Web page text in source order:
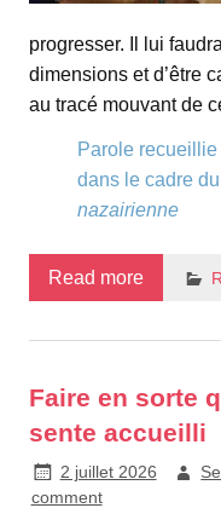
progresser. Il lui
dimensions et d’être
au tracé mouvant de
Parole
dans le cadre
nazairienne
Read more
Faire en sorte
sente accueilli
2 juillet 2026
comment